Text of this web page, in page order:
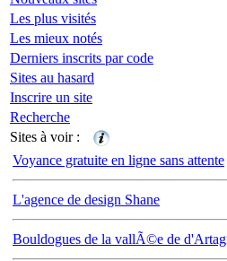
Les plus visités
Les mieux notés
Derniers inscrits par code
Sites au hasard
Inscrire un site
Recherche
Sites à voir :
Voyance gratuite en ligne sans attente
L'agence de design Shane
Bouldogues de la vallÃ©e de